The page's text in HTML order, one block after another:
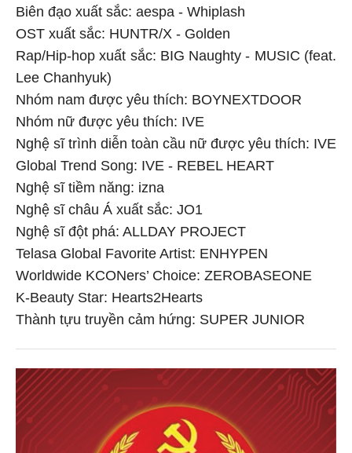
Biên đạo xuất sắc: aespa - Whiplash
OST xuất sắc: HUNTR/X - Golden
Rap/Hip-hop xuất sắc: BIG Naughty - MUSIC (feat.
Lee Chanhyuk)
Nhóm nam được yêu thích: BOYNEXTDOOR
Nhóm nữ được yêu thích: IVE
Nghệ sĩ trình diễn toàn cầu nữ được yêu thích: IVE
Global Trend Song: IVE - REBEL HEART
Nghệ sĩ tiềm năng: izna
Nghệ sĩ châu Á xuất sắc: JO1
Nghệ sĩ đột phá: ALLDAY PROJECT
Telasa Global Favorite Artist: ENHYPEN
Worldwide KCONers’ Choice: ZEROBASEONE
K-Beauty Star: Hearts2Hearts
Thành tựu truyền cảm hứng: SUPER JUNIOR